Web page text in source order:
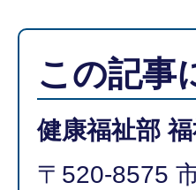
この記事
健康福祉部
〒520-8575